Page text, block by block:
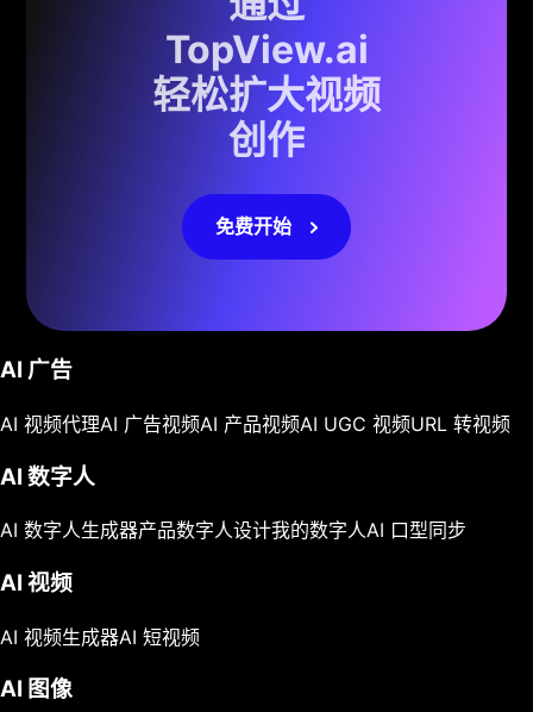
TopView.ai
轻松扩大视频
创作
免费开始
AI 广告
AI 视频代理AI 广告视频AI 产品视频AI UGC 视频URL 转视频
AI 数字人
AI 数字人生成器产品数字人设计我的数字人AI 口型同步
AI 视频
AI 视频生成器AI 短视频
AI 图像